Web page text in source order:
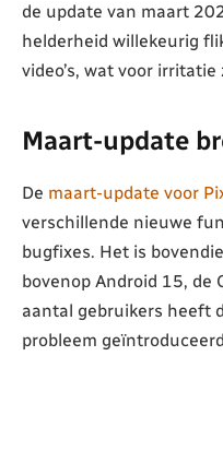
de update van maart
helderheid willekeurig
video’s, wat voor
Maart-update
De maart-update voor
verschillende nieuwe
bugfixes. Het is
bovenop Android 15, de
aantal gebruikers heeft
probleem